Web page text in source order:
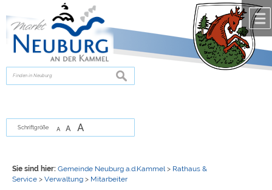
zur Navigationoder
springen.
suchen
Schriftgröße A A A
Sie sind hier: Gemeinde Neuburg a.d.Kammel > Rathaus &
Service> Verwaltung> Mitarbeiter